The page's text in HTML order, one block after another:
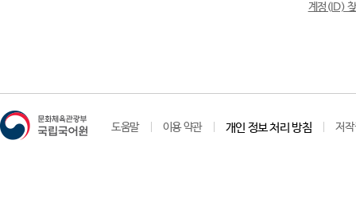
계정(ID)
도움말 이용 약관 개인 정보 처리 방침 저